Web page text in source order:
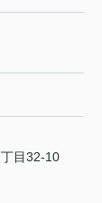
目32-10